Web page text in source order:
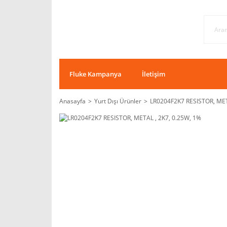
Fluke Kampanya İletişim
Anasayfa Yurt Dışı Ürünler
LR0204F2K7 RESISTOR,